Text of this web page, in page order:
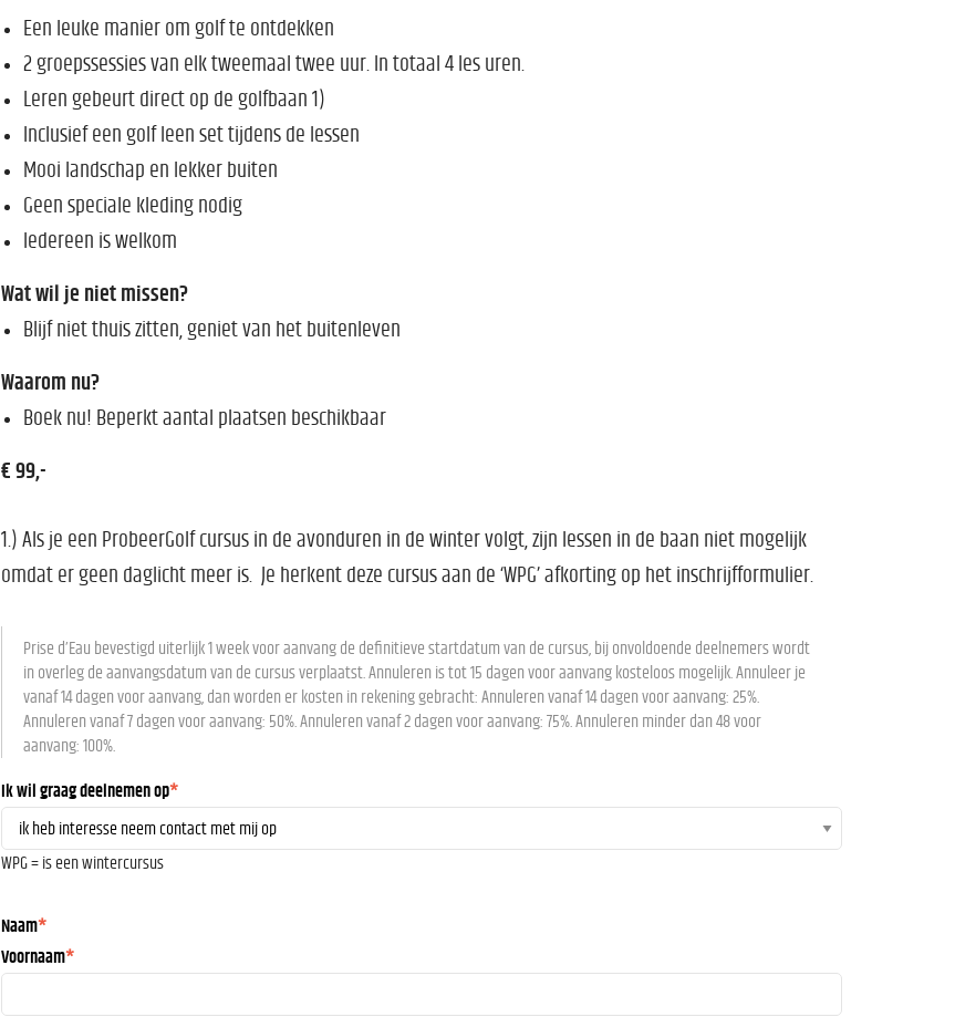
Een leuke manier om golf te ontdekken
2 groepssessies van elk tweemaal twee uur. In totaal 4 les uren.
Leren gebeurt direct op de golfbaan 1)
Inclusief een golf leen set tijdens de lessen
Mooi landschap en lekker buiten
Geen speciale kleding nodig
Iedereen is welkom
Wat wil je niet missen?
Blijf niet thuis zitten, geniet van het buitenleven
Waarom nu?
Boek nu! Beperkt aantal plaatsen beschikbaar
€ 99,-
1.) Als je een ProbeerGolf cursus in de avonduren in de winter volgt, zijn lessen in de baan niet mogelijk
omdat er geen daglicht meer is. Je herkent deze cursus aan de ‘WPG’ afkorting op het inschrijfformulier.
Prise d’Eau bevestigd uiterlijk 1 week voor aanvang de definitieve startdatum van de cursus, bij onvoldoende deelnemers wordt
in overleg de aanvangsdatum van de cursus verplaatst. Annuleren is tot 15 dagen voor aanvang kosteloos mogelijk. Annuleer je
vanaf 14 dagen voor aanvang, dan worden er kosten in rekening gebracht: Annuleren vanaf 14 dagen voor aanvang: 25%.
Annuleren vanaf 7 dagen voor aanvang: 50%. Annuleren vanaf 2 dagen voor aanvang: 75%. Annuleren minder dan 48 voor
aanvang: 100%.
Ik wil graag deelnemen op*
WPG = is een wintercursus
Naam*
Voornaam